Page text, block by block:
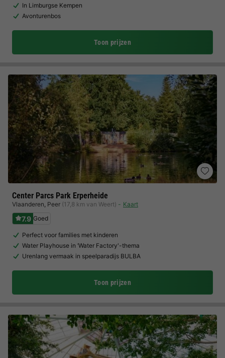
In Limburgse Kempen
Avonturenbos
Toon prijzen
Center Parcs Park Erperheide
Vlaanderen, Peer (17,8 km van Weert) Kaart
7.9 Goed
Perfect voor families met kinderen
Water Playhouse in ‘Water Factory'-thema
Urenlang vermaak in speelparadijs BULBA
Toon prijzen